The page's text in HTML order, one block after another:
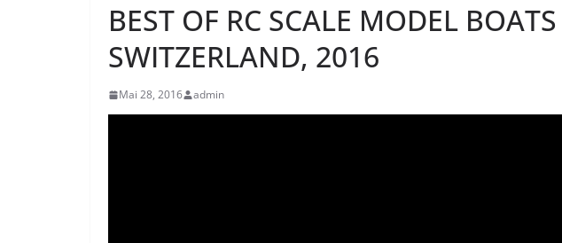
BEST OF RC SCALE MODEL
SWITZERLAND, 2016
Mai 28, 2016 admin